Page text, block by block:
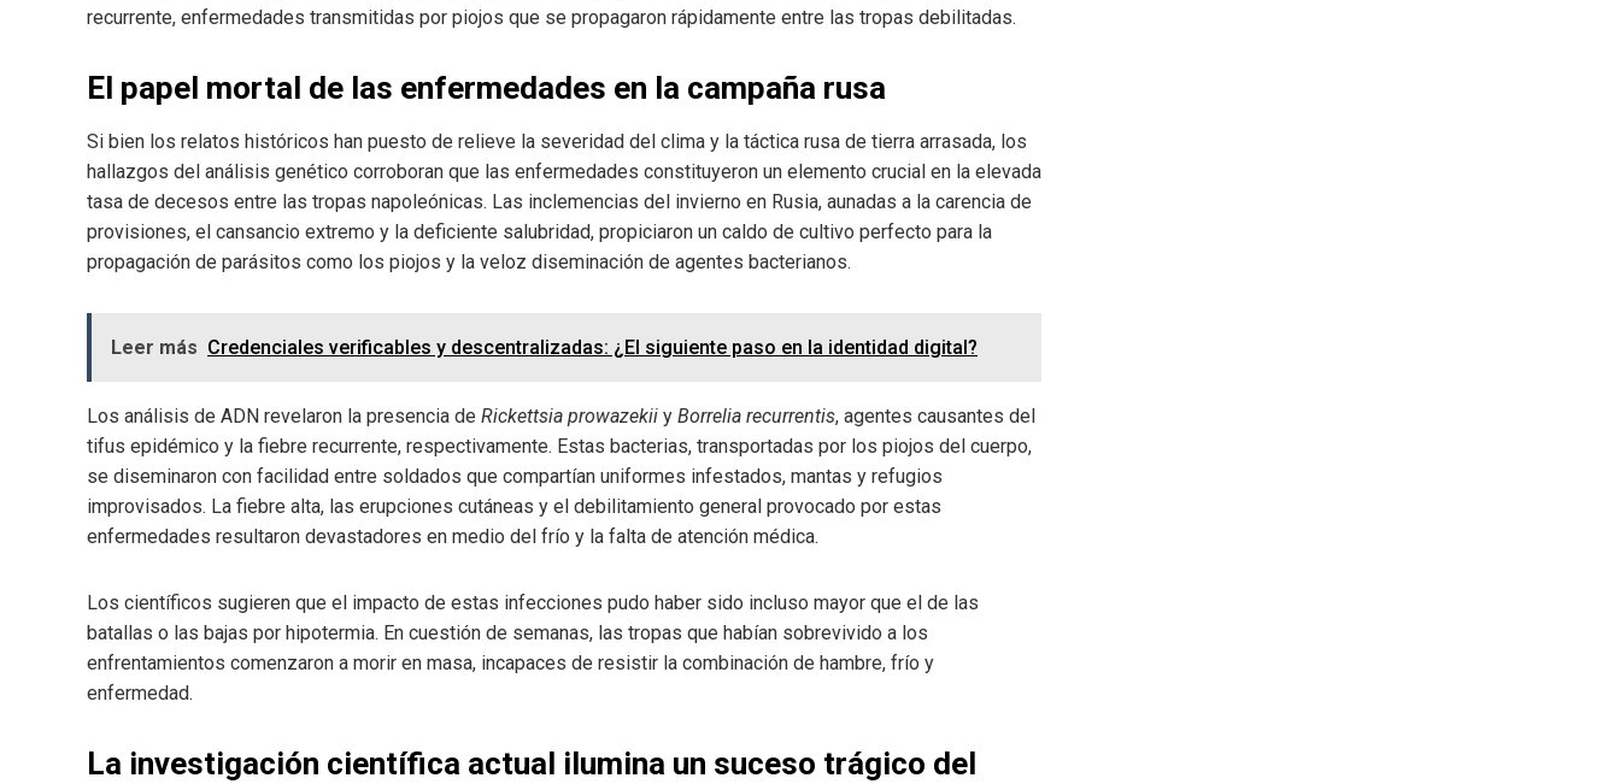
recurrente, enfermedades transmitidas por piojos que se propagaron rápidamente entre las tropas debilitadas.
El papel mortal de las enfermedades en la campaña rusa
Si bien los relatos históricos han puesto de relieve la severidad del clima y la táctica rusa de tierra arrasada, los
hallazgos del análisis genético corroboran que las enfermedades constituyeron un elemento crucial en la elevada
tasa de decesos entre las tropas napoleónicas. Las inclemencias del invierno en Rusia, aunadas a la carencia de
provisiones, el cansancio extremo y la deficiente salubridad, propiciaron un caldo de cultivo perfecto para la
propagación de parásitos como los piojos y la veloz diseminación de agentes bacterianos.
Leer más Credenciales verificables y descentralizadas: ¿El siguiente paso en la identidad digital?
Los análisis de ADN revelaron la presencia de Rickettsia prowazekii y Borrelia recurrentis, agentes causantes del
tifus epidémico y la fiebre recurrente, respectivamente. Estas bacterias, transportadas por los piojos del cuerpo,
se diseminaron con facilidad entre soldados que compartían uniformes infestados, mantas y refugios
improvisados. La fiebre alta, las erupciones cutáneas y el debilitamiento general provocado por estas
enfermedades resultaron devastadores en medio del frío y la falta de atención médica.
Los científicos sugieren que el impacto de estas infecciones pudo haber sido incluso mayor que el de las
batallas o las bajas por hipotermia. En cuestión de semanas, las tropas que habían sobrevivido a los
enfrentamientos comenzaron a morir en masa, incapaces de resistir la combinación de hambre, frío y
enfermedad.
La investigación científica actual ilumina un suceso trágico del